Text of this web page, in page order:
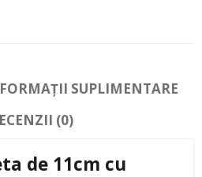
SUPLIMENTARE
(0)
de 11cm cu